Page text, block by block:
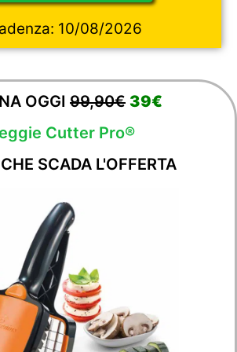
10/08/2026
OGGI 99,90€ 39€
Cutter Pro®
SCADA L'OFFERTA